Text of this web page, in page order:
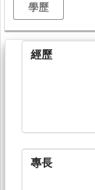
學歷
經歷
專長